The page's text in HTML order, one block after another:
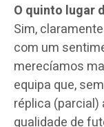
O quinto lugar
Sim,
com um
merecíamos
equipa que,
réplica (parcial)
qualidade de